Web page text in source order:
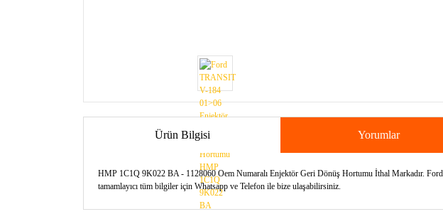
Ürün Bilgisi Yorumlar
HMP 1C1Q 9K022 BA - 1128060 Oem Numaralı Enjektör Geri Dönüş Hortumu İthal Markadır.
tamamlayıcı tüm bilgiler için Whatsapp ve Telefon ile bize ulaşabilirsiniz.